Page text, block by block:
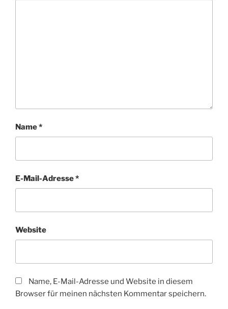
Name*
E-Mail-Adresse*
Website
Name, E-Mail-Adresse und Website in diesem
Browser für meinen nächsten Kommentar speichern.